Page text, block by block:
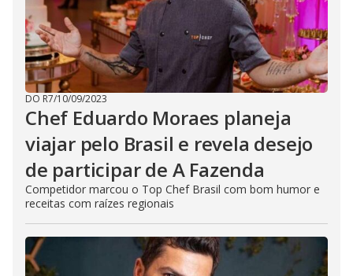
DO R7/10/09/2023
Chef Eduardo Moraes planeja
viajar pelo Brasil e revela desejo
de participar de A Fazenda
Competidor marcou o Top Chef Brasil com bom humor e
receitas com raízes regionais